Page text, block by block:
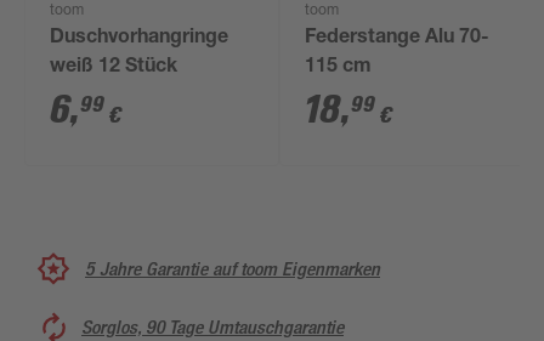
toom
Duschvorhangringe
weiß 12 Stück
6,99 €
toom
Federstange Alu 70-
115 cm
18,99 €
5 Jahre Garantie auf toom Eigenmarken
Sorglos, 90 Tage Umtauschgarantie